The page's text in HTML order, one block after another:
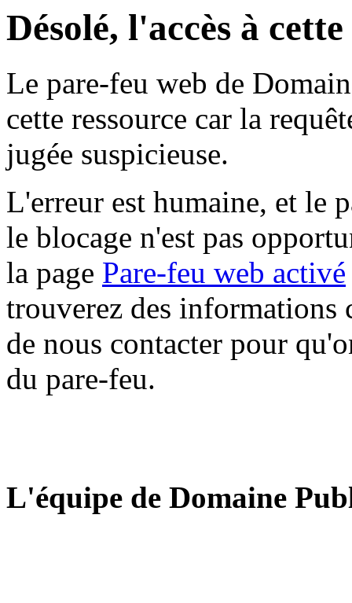
Désolé, l'accès à
Le pare-feu web de
cette ressource car la
jugée suspicieuse.
L'erreur est humaine, et le
le blocage n'est pas
la page Pare-feu web activé
trouverez des informations
de nous contacter pour
du pare-feu.
L'équipe de Domaine